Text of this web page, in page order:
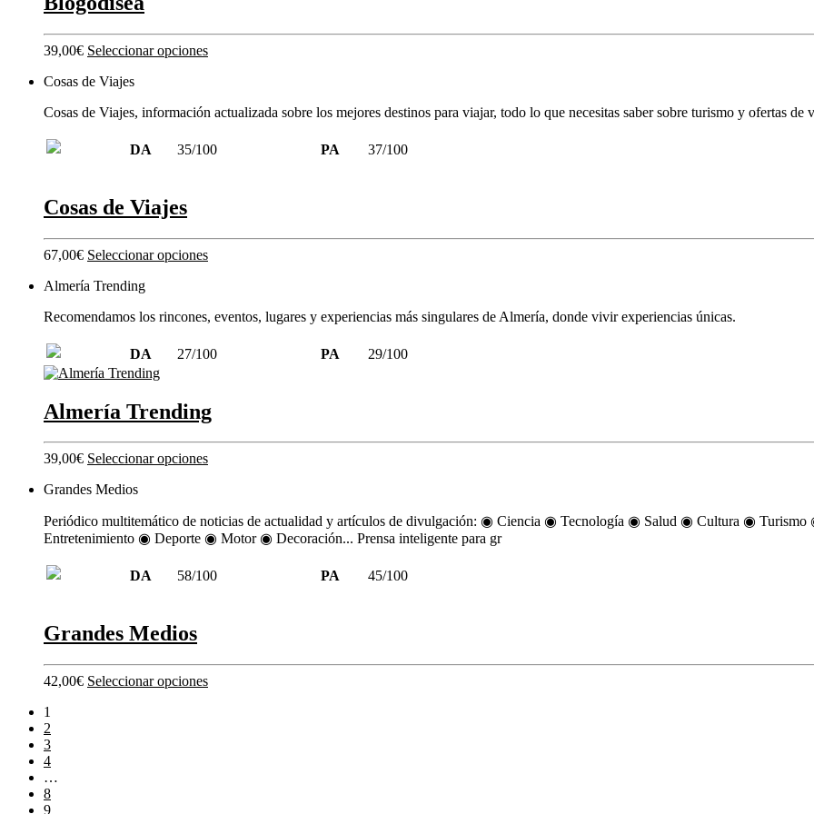
39,00€ Seleccionar opciones
Cosas de Viajes
Cosas de Viajes, información actualizada sobre los mejores destinos para viajar, todo lo que necesitas saber sobre turismo y ofertas de
DA 35/100 PA 37/100
Cosas de Viajes
67,00€ Seleccionar opciones
Almería Trending
Recomendamos los rincones, eventos, lugares y experiencias más singulares de Almería, donde vivir experiencias únicas.
DA 27/100 PA 29/100
Almería Trending
39,00€ Seleccionar opciones
Grandes Medios
Periódico multitemático de noticias de actualidad y artículos de divulgación: ◉ Ciencia ◉ Tecnología ◉ Salud ◉ Cultura ◉
Entretenimiento ◉ Deporte ◉ Motor ◉ Decoración... Prensa inteligente para gr
DA 58/100 PA 45/100
Grandes Medios
42,00€ Seleccionar opciones
1
2
3
4
…
8
9